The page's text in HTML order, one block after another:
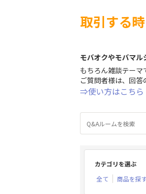
取引する時
モバオクやモバマル
もちろん雑談テーマ
ご質問者様は、回答
⇒使い方はこちら
カテゴリを選ぶ
全て
商品を探